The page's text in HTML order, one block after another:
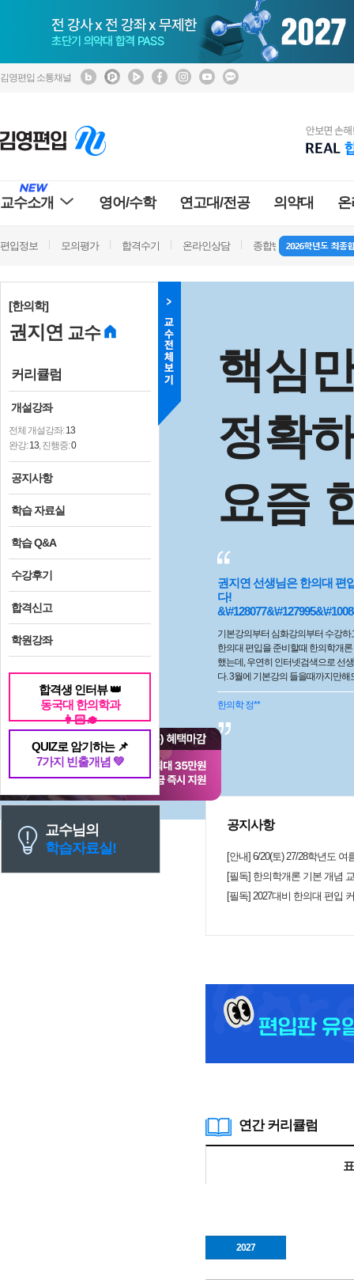
김영편입 소통채널
교수소개 영어/수학 연고대/전공 의약대
편입정보 모의평가 합격수기 온라인상담 종합반 방문상담
[한의학]
권지연 교수
커리큘럼
개설강좌
전체 개설강좌:13
완강:13, 진행중:0
공지사항
학습 자료실
학습 Q&A
수강후기
합격신고
학원강좌
합격생 인터뷰 👑
동국대 한의학과
👩🏻‍🎓
QUIZ로 암기하는 📌
7가지 빈출개념 💚
교수님의
학습자료실!
핵심
정확
요즘
권지연 선생님은 한의대 편
다!
기본강의부터 심화강의부터 수강
한의대 편입을 준비할때 한의학개
했는데, 우연히 인터넷검색으로 선
다. 3월에 기본강의 들을때까지만해
국의학사까지 완강하게되었습니당!!!
글 잘 안다는데, 완강때 마지막 멘트
님의 좋은점 첫번째는 한의학 노베
이 좋고 이해하기 쉬운 학습자료입
티베이션 해주시는 응원의 말과 본
우시고 예쁘세요.. ! 이런 외모에 한
신거 같습니다ㅋㅋㅋㅋ!!! 선생님 기본강의부터 지금까지 강
히해서 좋은 결과 얻도록 하겠습니
암기하고 문제풀의강의로 뵙겠습니
한의학 정**
공지사항
[안내] 6/20(토) 27/28학년도
[필독] 한의학개론 기본 개념
[필독] 2027대비 한의대 편입
연간 커리큘럼
2027